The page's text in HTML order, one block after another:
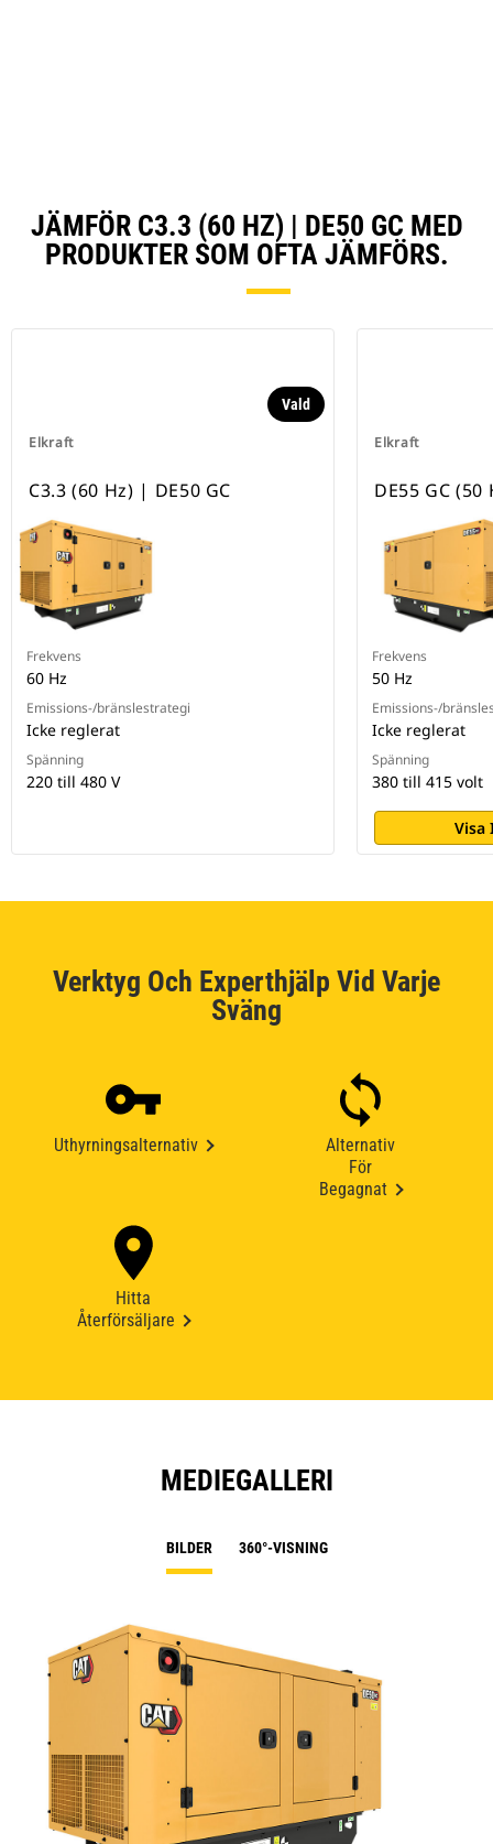
JÄMFÖR C3.3 (60 HZ) | DE50 GC MED
PRODUKTER SOM OFTA JÄMFÖRS.
Elkraft
Vald
C3.3 (60 Hz) | DE50 GC
Frekvens
60 Hz
Emissions-/bränslestrategi
Icke reglerat
Spänning
220 till 480 V
Elkraft
DE55 GC (50
Frekvens
50 Hz
Emissions-/
Icke reglerat
Spänning
380 till 415 volt
Visa
Verktyg Och Experthjälp Vid Varje
Sväng
Uthyrningsalternativ
Alternativ
För
Begagnat
Hitta
Återförsäljare
MEDIEGALLERI
BILDER 360°-VISNING